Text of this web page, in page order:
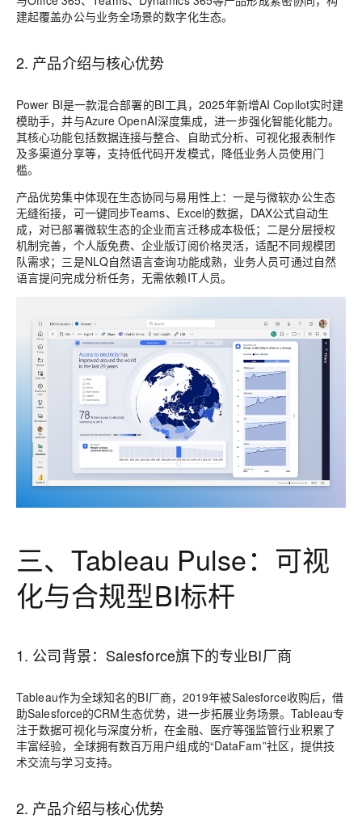
建起覆盖办公与业务全场景的数字化生态。
2. 产品介绍与核心优势
Power BI是一款混合部署的BI工具，2025年新增AI Copilot实时建
模助手，并与Azure OpenAI深度集成，进一步强化智能化能力。
其核心功能包括数据连接与整合、自助式分析、可视化报表制作
及多渠道分享等，支持低代码开发模式，降低业务人员使用门
槛。
产品优势集中体现在生态协同与易用性上：一是与微软办公生态
无缝衔接，可一键同步Teams、Excel的数据，DAX公式自动生
成，对已部署微软生态的企业而言迁移成本极低；二是分层授权
机制完善，个人版免费、企业版订阅价格灵活，适配不同规模团
队需求；三是NLQ自然语言查询功能成熟，业务人员可通过自然
语言提问完成分析任务，无需依赖IT人员。
三、Tableau Pulse：可视
化与合规型BI标杆
1. 公司背景：Salesforce旗下的专业BI厂商
Tableau作为全球知名的BI厂商，2019年被Salesforce收购后，借
助Salesforce的CRM生态优势，进一步拓展业务场景。Tableau专
注于数据可视化与深度分析，在金融、医疗等强监管行业积累了
丰富经验，全球拥有数百万用户组成的“DataFam”社区，提供技
术交流与学习支持。
2. 产品介绍与核心优势